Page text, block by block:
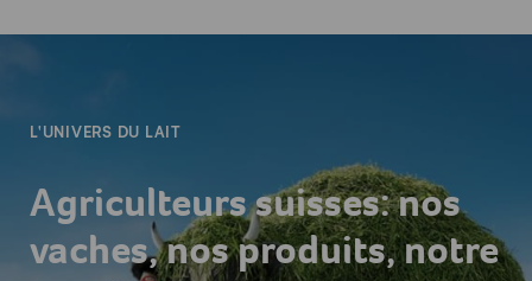
L'UNIVERS DU LAIT
Agriculteurs suisses: nos
vaches, nos produits, notre